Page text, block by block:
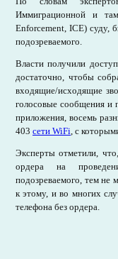
Иммиграционной и
Enforcement, ICE) суду,
подозреваемого.
Власти получили
достаточно, чтобы
входящие/исходящие
голосовые сообщения и
приложения, восемь
403 сети WiFi, с
Эксперты отметили,
ордера на
подозреваемого, тем не
к этому, и во многих
телефона без ордера.